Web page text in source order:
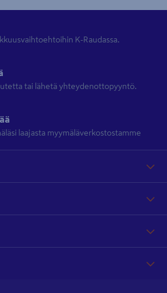
K-Raudassa.
tai lähetä yhteydenottopyyntö.
laajasta myymäläverkostostamme